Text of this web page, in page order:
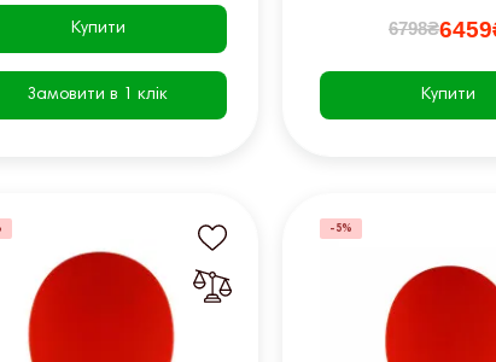
Купити
Замовити в 1 клік
6798₴
Купити
-5%